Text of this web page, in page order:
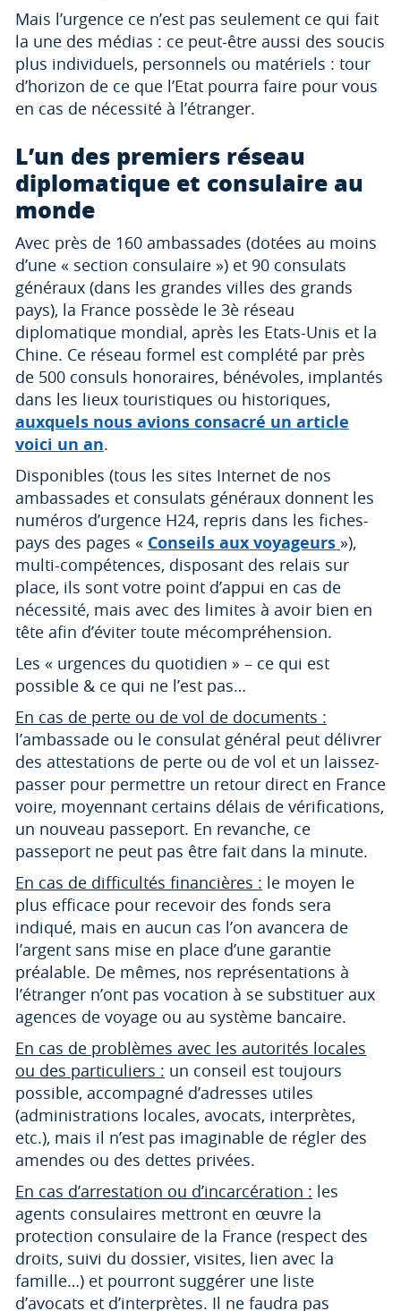
Mais l’urgence ce n’est pas seulement ce qui fait
la une des médias : ce peut-être aussi des soucis
plus individuels, personnels ou matériels : tour
d’horizon de ce que l’Etat pourra faire pour vous
en cas de nécessité à l’étranger.
L’un des premiers réseau
diplomatique et consulaire au
monde
Avec près de 160 ambassades (dotées au moins
d’une « section consulaire ») et 90 consulats
généraux (dans les grandes villes des grands
pays), la France possède le 3è réseau
diplomatique mondial, après les Etats-Unis et la
Chine. Ce réseau formel est complété par près
de 500 consuls honoraires, bénévoles, implantés
dans les lieux touristiques ou historiques,
auxquels nous avions consacré un article
voici un an.
Disponibles (tous les sites Internet de nos
ambassades et consulats généraux donnent les
numéros d’urgence H24, repris dans les fiches-
pays des pages « Conseils aux voyageurs »),
multi-compétences, disposant des relais sur
place, ils sont votre point d’appui en cas de
nécessité, mais avec des limites à avoir bien en
tête afin d’éviter toute mécompréhension.
Les « urgences du quotidien » – ce qui est
possible & ce qui ne l’est pas…
En cas de perte ou de vol de documents :
l’ambassade ou le consulat général peut délivrer
des attestations de perte ou de vol et un laissez-
passer pour permettre un retour direct en France
voire, moyennant certains délais de vérifications,
un nouveau passeport. En revanche, ce
passeport ne peut pas être fait dans la minute.
En cas de difficultés financières : le moyen le
plus efficace pour recevoir des fonds sera
indiqué, mais en aucun cas l’on avancera de
l’argent sans mise en place d’une garantie
préalable. De mêmes, nos représentations à
l’étranger n’ont pas vocation à se substituer aux
agences de voyage ou au système bancaire.
En cas de problèmes avec les autorités locales
ou des particuliers : un conseil est toujours
possible, accompagné d’adresses utiles
(administrations locales, avocats, interprètes,
etc.), mais il n’est pas imaginable de régler des
amendes ou des dettes privées.
En cas d’arrestation ou d’incarcération : les
agents consulaires mettront en œuvre la
protection consulaire de la France (respect des
droits, suivi du dossier, visites, lien avec la
famille…) et pourront suggérer une liste
d’avocats et d’interprètes. Il ne faudra pas